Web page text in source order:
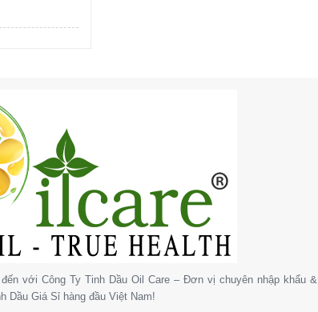
với Công Ty Tinh Dầu Oil Care – Đơn vị chuyên nhập khẩu &
Dầu Giá Sỉ hàng đầu Việt Nam!